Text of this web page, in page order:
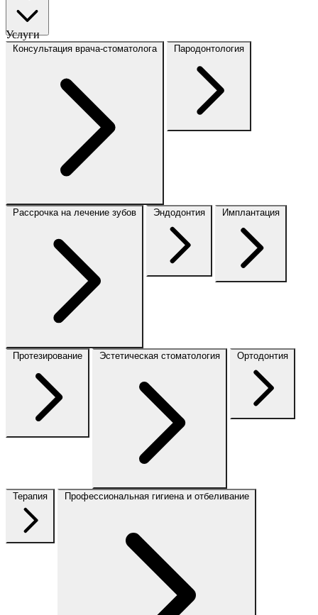
Услуги
Консультация врача-стоматолога Пародонтология
Рассрочка на лечение зубов Эндодонтия Имплантация
Протезирование Эстетическая стоматология Ортодонтия
Терапия Профессиональная гигиена и отбеливание